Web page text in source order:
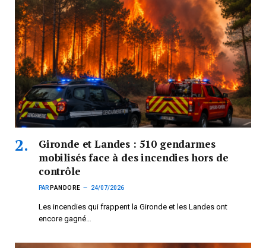
Gironde et Landes : 510 gendarmes
mobilisés face à des incendies hors de
contrôle
PAR PANDORE 24/07/2026
Les incendies qui frappent la Gironde et les Landes ont
encore gagné…